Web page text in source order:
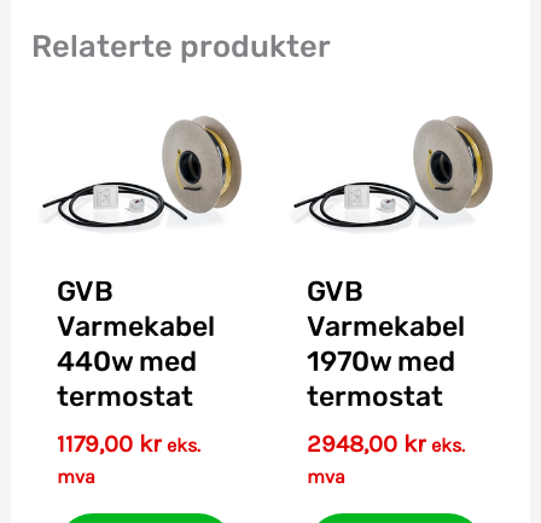
Relaterte produkter
GVB
Varmekabel
440w med
termostat
1179,00 kr eks.
mva
GVB
Varmekabel
1970w med
termostat
2948,00 kr eks.
mva